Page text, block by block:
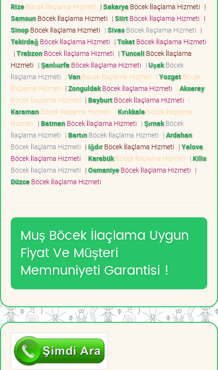
RizeBöcek İlaçlama Hizmeti | Sakarya Böcek İlaçlama Hizmeti |
SamsunBöcek İlaçlama Hizmeti | SiirtBöcek İlaçlama Hizmeti |
SinopBöcek İlaçlama Hizmeti | SivasBöcek İlaçlama Hizmeti |
Tekirdağ Böcek İlaçlama Hizmeti | TokatBöcek İlaçlama Hizmeti
| TrabzonBöcek İlaçlama Hizmeti | Tunceli Böcek İlaçlama
Hizmeti | Şanlıurfa Böcek İlaçlama Hizmeti | UşakBöcek
İlaçlama Hizmeti | VanBöcek İlaçlama Hizmeti | YozgatBöcek
İlaçlama Hizmeti | ZonguldakBöcek İlaçlama Hizmeti | Aksaray
Böcek İlaçlama Hizmeti | BayburtBöcek İlaçlama Hizmeti |
KaramanBöcek İlaçlama Hizmeti | KırıkkaleBöcek İlaçlama
Hizmeti | BatmanBöcek İlaçlama Hizmeti | ŞırnakBöcek
İlaçlama Hizmeti | BartınBöcek İlaçlama Hizmeti | Ardahan
Böcek İlaçlama Hizmeti | IğdırBöcek İlaçlama Hizmeti | Yalova
Böcek İlaçlama Hizmeti | KarabükBöcek İlaçlama Hizmeti | Kilis
Böcek İlaçlama Hizmeti | OsmaniyeBöcek İlaçlama Hizmeti |
DüzceBöcek İlaçlama Hizmeti
Muş Böcek İlaçlama Uygun
Fiyat Ve Müşteri
Memnuniyeti Garantisi !